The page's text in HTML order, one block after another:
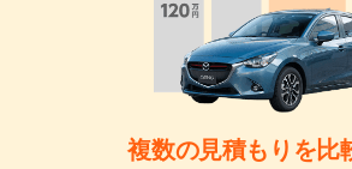
複数の見積もりを比